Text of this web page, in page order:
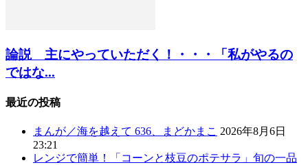
論説 主にやっていただく！・・・「私がやるの
ではな...
最近の投稿
まんが／海を越えて 636、まどかまこ 2026年8月6日
23:21
レンジで簡単！「コーンと枝豆のポテサラ」旬の一品